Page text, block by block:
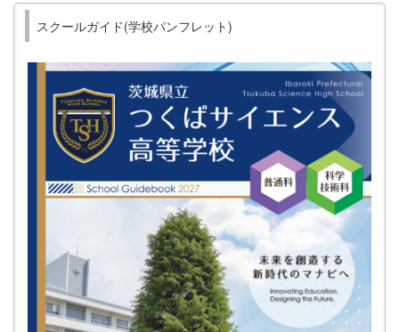
スクールガイド(学校パンフレット)